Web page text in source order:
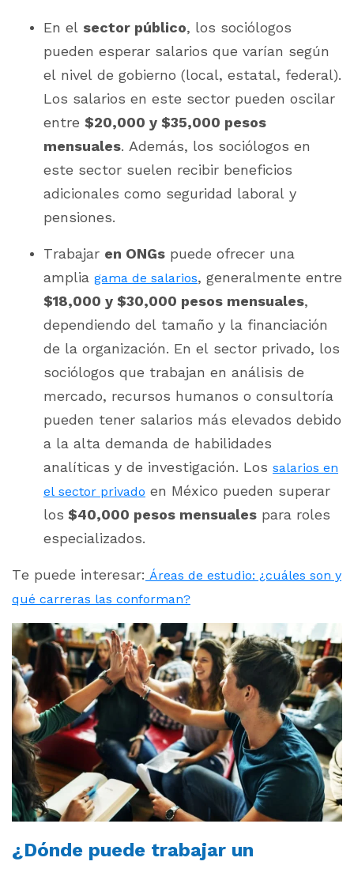
En el sector público, los sociólogos
pueden esperar salarios que varían según
el nivel de gobierno (local, estatal, federal).
Los salarios en este sector pueden oscilar
entre $20,000 y $35,000 pesos
mensuales. Además, los sociólogos en
este sector suelen recibir beneficios
adicionales como seguridad laboral y
pensiones​.
Trabajar en ONGs puede ofrecer una
amplia gama de salarios, generalmente entre
$18,000 y $30,000 pesos mensuales,
dependiendo del tamaño y la financiación
de la organización. En el sector privado, los
sociólogos que trabajan en análisis de
mercado, recursos humanos o consultoría
pueden tener salarios más elevados debido
a la alta demanda de habilidades
analíticas y de investigación. Los salarios en
el sector privado en México pueden superar
los $40,000 pesos mensuales para roles
especializados​.
Te puede interesar: Áreas de estudio: ¿cuáles son y
qué carreras las conforman?
¿Dónde puede trabajar un